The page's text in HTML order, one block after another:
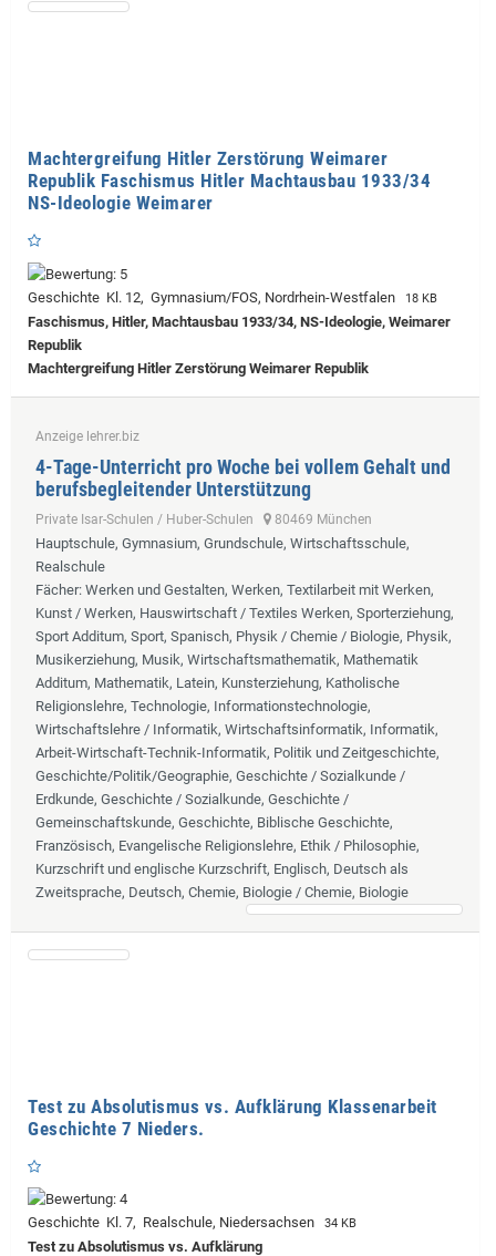
Machtergreifung Hitler Zerstörung Weimarer
Republik Faschismus Hitler Machtausbau 1933/34
NS-Ideologie Weimarer
Geschichte Kl. 12, Gymnasium/FOS, Nordrhein-Westfalen 18 KB
Faschismus, Hitler, Machtausbau 1933/34, NS-Ideologie, Weimarer
Republik
Machtergreifung Hitler Zerstörung Weimarer Republik
Anzeige lehrer.biz
4-Tage-Unterricht pro Woche bei vollem Gehalt und
berufsbegleitender Unterstützung
Private Isar-Schulen / Huber-Schulen 80469 München
Hauptschule, Gymnasium, Grundschule, Wirtschaftsschule,
Realschule
Fächer: Werken und Gestalten, Werken, Textilarbeit mit Werken,
Kunst / Werken, Hauswirtschaft / Textiles Werken, Sporterziehung,
Sport Additum, Sport, Spanisch, Physik / Chemie / Biologie, Physik,
Musikerziehung, Musik, Wirtschaftsmathematik, Mathematik
Additum, Mathematik, Latein, Kunsterziehung, Katholische
Religionslehre, Technologie, Informationstechnologie,
Wirtschaftslehre / Informatik, Wirtschaftsinformatik, Informatik,
Arbeit-Wirtschaft-Technik-Informatik, Politik und Zeitgeschichte,
Geschichte/Politik/Geographie, Geschichte / Sozialkunde /
Erdkunde, Geschichte / Sozialkunde, Geschichte /
Gemeinschaftskunde, Geschichte, Biblische Geschichte,
Französisch, Evangelische Religionslehre, Ethik / Philosophie,
Kurzschrift und englische Kurzschrift, Englisch, Deutsch als
Zweitsprache, Deutsch, Chemie, Biologie / Chemie, Biologie
Test zu Absolutismus vs. Aufklärung Klassenarbeit
Geschichte 7 Nieders.
Geschichte Kl. 7, Realschule, Niedersachsen 34 KB
Test zu Absolutismus vs. Aufklärung